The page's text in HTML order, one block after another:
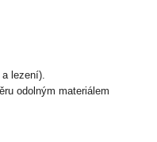
lezení).
odolným materiálem